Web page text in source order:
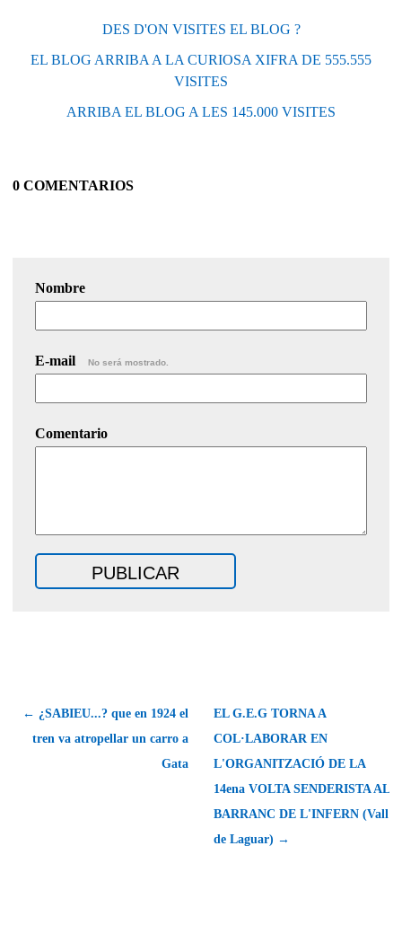
DES D'ON VISITES EL BLOG ?
EL BLOG ARRIBA A LA CURIOSA XIFRA DE 555.555
VISITES
ARRIBA EL BLOG A LES 145.000 VISITES
0 COMENTARIOS
Nombre
E-mail No será mostrado.
Comentario
← ¿SABIEU...? que en 1924 el
tren va atropellar un carro a
Gata
EL G.E.G TORNA A
COL·LABORAR EN
L'ORGANITZACIÓ DE LA
14ena VOLTA SENDERISTA AL
BARRANC DE L'INFERN (Vall
de Laguar) →